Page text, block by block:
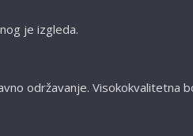
je izgleda.
održavanje. Visokokvalitetna